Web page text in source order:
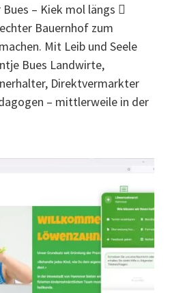
Bues – Kiek mol längs 
Bauernhof zum
Mit Leib und Seele
Bues Landwirte,
Direktvermarkter
– mittlerweile in der